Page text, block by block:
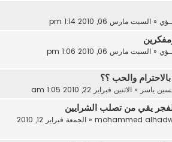
« السبت مارس 06, 2010 1:14 pm
« السبت مارس 06, 2010 1:06 pm
والحب ؟؟
ياسر« الاثنين فبراير 22, 2010 1:05 am
يقي من تصلب الشرايين
mohammed
«
الجمعة فبراير 12, 2010